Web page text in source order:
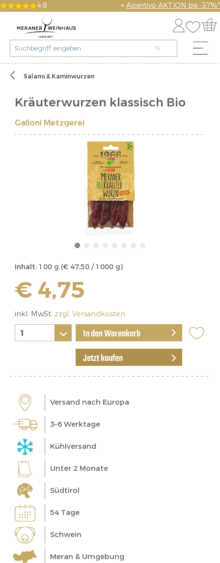
4.8 ➝ Aperitivo AKTION bis -37%*
Salami & Kaminwurzen
Kräuterwurzen klassisch Bio
Galloni Metzgerei
Inhalt: 100 g (€ 47,50 / 1000 g)
€ 4,75
inkl. MwSt. zzgl. Versandkosten
In den Warenkorb
Jetzt kaufen
Versand nach Europa
3-6 Werktage
Kühlversand
Unter 2 Monate
Südtirol
54 Tage
Schwein
Meran & Umgebung